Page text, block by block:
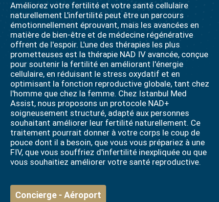
Améliorez votre fertilité et votre santé cellulaire
naturellement L'infertilité peut être un parcours
émotionnellement éprouvant, mais les avancées en
matière de bien-être et de médecine régénérative
offrent de l'espoir. L'une des thérapies les plus
prometteuses est la thérapie NAD IV avancée, conçue
pour soutenir la fertilité en améliorant l'énergie
cellulaire, en réduisant le stress oxydatif et en
optimisant la fonction reproductive globale, tant chez
l'homme que chez la femme. Chez Istanbul Med
Assist, nous proposons un protocole NAD+
soigneusement structuré, adapté aux personnes
souhaitant améliorer leur fertilité naturellement. Ce
traitement pourrait donner à votre corps le coup de
pouce dont il a besoin, que vous vous prépariez à une
FIV, que vous souffriez d'infertilité inexpliquée ou que
vous souhaitiez améliorer votre santé reproductive.
Concierge - Aéroport